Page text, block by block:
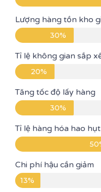
Lượng hàng tồn kho
30%
Tỉ lệ không gian sắp
20%
Tăng tốc độ lấy hàng
30%
Tỉ lệ hàng hóa hao
Chi phí hậu cần giảm
13%